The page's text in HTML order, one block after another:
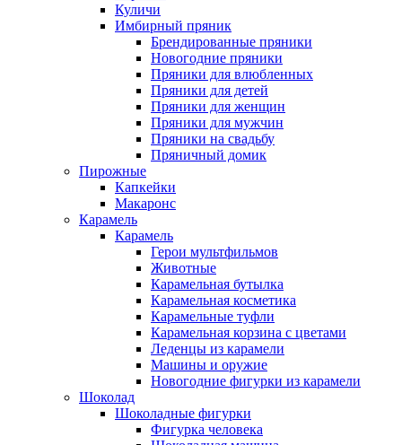
Куличи
Имбирный пряник
Брендированные пряники
Новогодние пряники
Пряники для влюбленных
Пряники для детей
Пряники для женщин
Пряники для мужчин
Пряники на свадьбу
Пряничный домик
Пирожные
Капкейки
Макаронс
Карамель
Карамель
Герои мультфильмов
Животные
Карамельная бутылка
Карамельная косметика
Карамельные туфли
Карамельная корзина с цветами
Леденцы из карамели
Машины и оружие
Новогодние фигурки из карамели
Шоколад
Шоколадные фигурки
Фигурка человека